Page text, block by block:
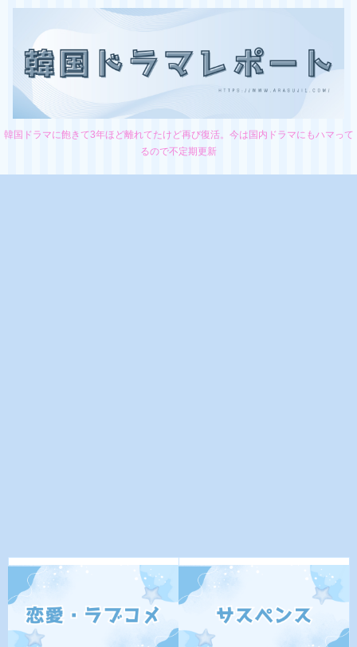
韓国ドラマに飽きて3年ほど離れてたけど再び復活。今は国内ドラマにもハマって
るので不定期更新